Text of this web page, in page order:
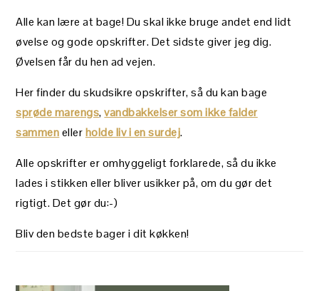
Alle kan lære at bage! Du skal ikke bruge andet end lidt
øvelse og gode opskrifter. Det sidste giver jeg dig.
Øvelsen får du hen ad vejen.
Her finder du skudsikre opskrifter, så du kan bage
sprøde marengs,vandbakkelser som ikke falder
sammenellerholde liv i en surdej.
Alle opskrifter er omhyggeligt forklarede, så du ikke
lades i stikken eller bliver usikker på, om du gør det
rigtigt. Det gør du:-)
Bliv den bedste bager i dit køkken!